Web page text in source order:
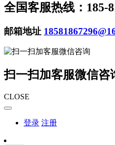
全国客服热线：185-
邮箱地址
扫一扫加客服微信咨
CLOSE
登录 注册